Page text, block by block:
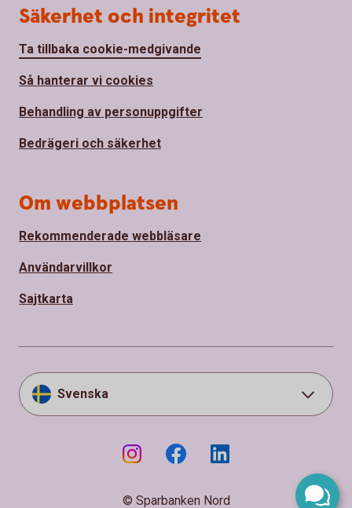
Säkerhet och integritet
Ta tillbaka cookie-medgivande
Så hanterar vi cookies
Behandling av personuppgifter
Bedrägeri och säkerhet
Om webbplatsen
Rekommenderade webbläsare
Användarvillkor
Sajtkarta
Svenska
© Sparbanken Nord